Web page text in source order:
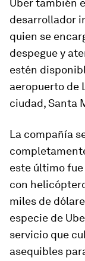
Uber también
desarrollador
quien se
despegue y
estén
aeropuerto de
ciudad, Santa
La compañía
este último
con
miles de
especie de
servicio que
asequibles